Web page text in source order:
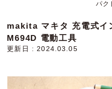
パク
makita マキタ 充電式イ
M694D 電動工具
更新日 : 2024.03.05